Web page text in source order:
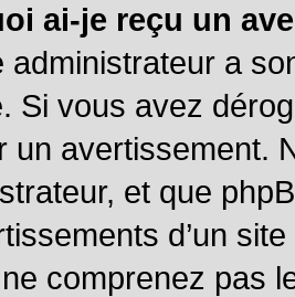
ai-je reçu un
administrateur a
Si vous avez
un avertissement.
et que
d’un
comprenez pas